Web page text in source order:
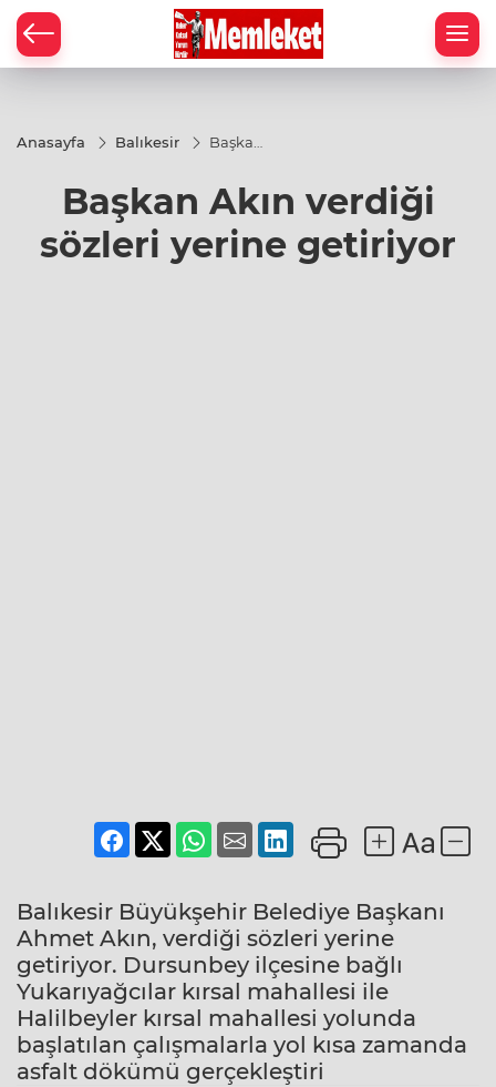
Anasayfa Balıkesir
Başkan
sözleri
yerine
getiriyor
Başkan Akın verdiği
sözleri yerine getiriyor
Balıkesir Büyükşehir Belediye Başkanı
Ahmet Akın, verdiği sözleri yerine
getiriyor. Dursunbey ilçesine bağlı
Yukarıyağcılar kırsal mahallesi ile
Halilbeyler kırsal mahallesi yolunda
başlatılan çalışmalarla yol kısa zamanda
asfalt dökümü gerçekleştiri